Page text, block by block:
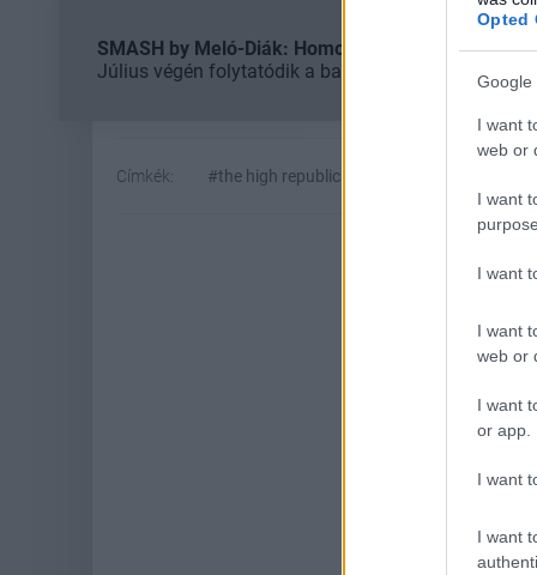
Opted
Google
I want
web or
I want
I want
I want
web or
I want
or app.
I want
I want
SMASH by Meló-Diák: Homok, zene és a nyár
Július végén folytatódik a balatoni strandröplabda-
Címkék: #the high republic